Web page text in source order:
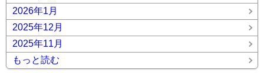
2026年1月
2025年12月
2025年11月
もっと読む